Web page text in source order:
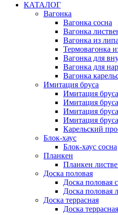
КАТАЛОГ
Вагонка
Вагонка сосна
Вагонка
Вагонка из липа
Термовагонка
Вагонка для
Вагонка для
Вагонка
Имитация бруса
Имитация
Имитация
Имитация
Имитация
Карельский
Блок-хаус
Блок-хаус сосна
Планкен
Планкен
Доска половая
Доска половая
Доска половая
Доска террасная
Доска